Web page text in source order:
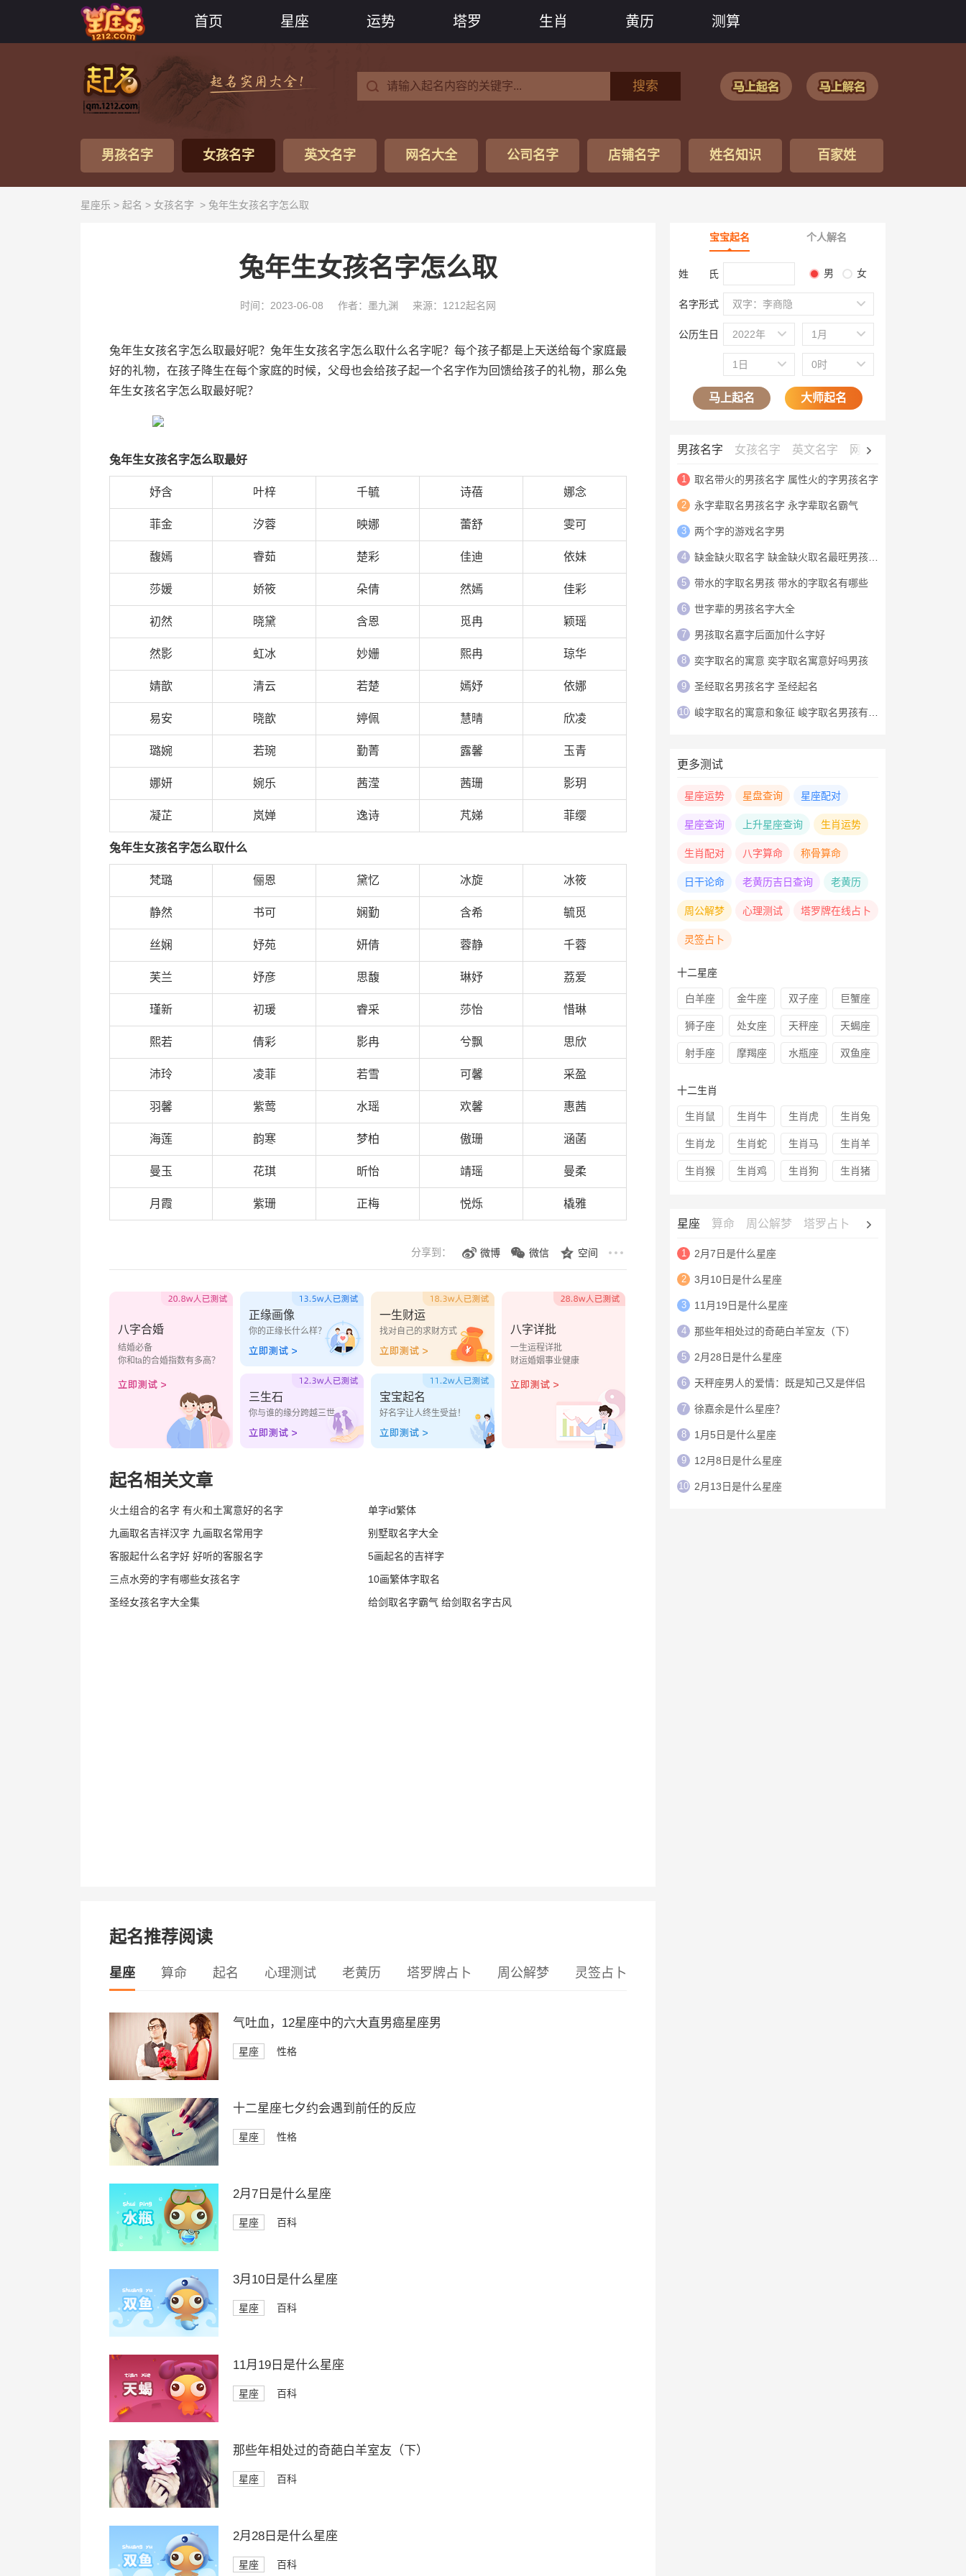
首页 星座 运势 塔罗 生肖 黄历 测算
搜索
男孩名字 女孩名字 英文名字 网名大全 公司名字 店铺名字 姓名知识 百家姓
星座乐 > 起名 > 女孩名字 > 兔年生女孩名字怎么取
兔年生女孩名字怎么取
时间：2023-06-08 作者：墨九渊 来源：1212起名网
兔年生女孩名字怎么取最好呢？兔年生女孩名字怎么取什么名字呢？每个孩子都是上天送给每个家庭最
好的礼物，在孩子降生在每个家庭的时候，父母也会给孩子起一个名字作为回馈给孩子的礼物，那么兔
年生女孩名字怎么取最好呢？
兔年生女孩名字怎么取最好
妤含 叶梓 千毓 诗蓓 娜念
菲金 汐蓉 映娜 蕾舒 雯可
馥嫣 睿茹 楚彩 佳迪 依妹
莎媛 娇筱 朵倩 然嫣 佳彩
初然 晓黛 含恩 觅冉 颖瑶
然影 虹冰 妙姗 熙冉 琼华
婧歆 清云 若楚 嫣妤 依娜
易安 晓歆 婷佩 慧晴 欣凌
璐婉 若琬 勤菁 露馨 玉青
娜妍 婉乐 茜滢 茜珊 影玥
凝芷 岚婵 逸诗 芃娣 菲缨
兔年生女孩名字怎么取什么
梵璐 俪恩 黛忆 冰旋 冰筱
静然 书可 娴勤 含希 毓觅
丝娴 妤苑 妍倩 蓉静 千蓉
芙兰 妤彦 思馥 琳妤 荔爱
瑾新 初瑗 睿采 莎怡 惜琳
熙若 倩彩 影冉 兮飘 思欣
沛玲 凌菲 若雪 可馨 采盈
羽馨 紫莺 水瑶 欢馨 惠茜
海莲 韵寒 梦柏 傲珊 涵菡
曼玉 花琪 昕怡 靖瑶 曼柔
月霞 紫珊 正梅 悦烁 橇雅
分享到： 微博 微信 空间
八字合婚
结婚必备
你和ta的合婚指数有多高？
正缘画像
你的正缘长什么样？
一生财运
找对自己的求财方式
三生石
你与谁的缘分跨越三世
宝宝起名
好名字让人终生受益！
八字详批
一生运程详批
财运婚姻事业健康
起名相关文章
火土组合的名字 有火和土寓意好的名字
单字id繁体
九画取名吉祥汉字 九画取名常用字
别墅取名字大全
客服起什么名字好 好听的客服名字
5画起名的吉祥字
三点水旁的字有哪些女孩名字
10画繁体字取名
圣经女孩名字大全集
给剑取名字霸气 给剑取名字古风
起名推荐阅读
星座 算命 起名 心理测试 老黄历 塔罗牌占卜 周公解梦 灵签占卜
气吐血，12星座中的六大直男癌星座男
星座 性格
十二星座七夕约会遇到前任的反应
星座 性格
2月7日是什么星座
星座 百科
3月10日是什么星座
星座 百科
11月19日是什么星座
星座 百科
那些年相处过的奇葩白羊室友（下）
星座 百科
2月28日是什么星座
星座 百科
宝宝起名 个人解名
姓 氏 男 女
名字形式 双字：李商隐
公历生日 2022年 1月
1日 0时
马上起名 大师起名
男孩名字 女孩名字 英文名字 网名大全
1 取名带火的男孩名字 属性火的字男孩名字
2 永字辈取名男孩名字 永字辈取名霸气
3 两个字的游戏名字男
4 缺金缺火取名字 缺金缺火取名最旺男孩名字
5 带水的字取名男孩 带水的字取名有哪些
6 世字辈的男孩名字大全
7 男孩取名嘉字后面加什么字好
8 奕字取名的寓意 奕字取名寓意好吗男孩
9 圣经取名男孩名字 圣经起名
10 峻字取名的寓意和象征 峻字取名男孩有寓意
更多测试
星座运势 星盘查询 星座配对
星座查询 上升星座查询 生肖运势
生肖配对 八字算命 称骨算命
日干论命 老黄历吉日查询 老黄历
周公解梦 心理测试 塔罗牌在线占卜
灵签占卜
十二星座
白羊座 金牛座 双子座 巨蟹座
狮子座 处女座 天秤座 天蝎座
射手座 摩羯座 水瓶座 双鱼座
十二生肖
生肖鼠 生肖牛 生肖虎 生肖兔
生肖龙 生肖蛇 生肖马 生肖羊
生肖猴 生肖鸡 生肖狗 生肖猪
星座 算命 周公解梦 塔罗占卜 心理测试
1 2月7日是什么星座
2 3月10日是什么星座
3 11月19日是什么星座
4 那些年相处过的奇葩白羊室友（下）
5 2月28日是什么星座
6 天秤座男人的爱情：既是知己又是伴侣
7 徐嘉余是什么星座？
8 1月5日是什么星座
9 12月8日是什么星座
10 2月13日是什么星座